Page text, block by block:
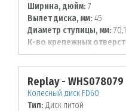
Ширина, дюйм: 7
Вылет диска, мм: 45
Диаметр ступицы, мм: 70,1
К-во крепежных
Диаметр располож.
115
Replay - WHS078079
Колесный диск FD60
Тип: Диск литой